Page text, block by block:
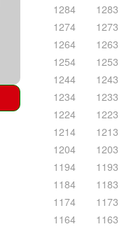
1284
1283
1274
1273
1264
1263
1254
1253
1244
1243
1234
1233
1224
1223
1214
1213
1204
1203
1194
1193
1184
1183
1174
1173
1164
1163